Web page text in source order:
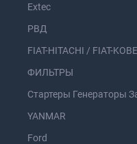
Extec
РВД
FIAT-HITACHI / FIAT-
ФИЛЬТРЫ
Стартеры Генераторы
YANMAR
Ford